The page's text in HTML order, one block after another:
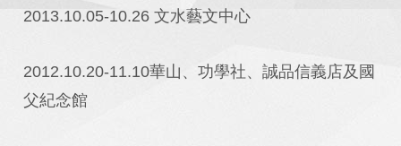
2013.10.05-10.26 文水藝文中心
2012.10.20-11.10華山、功學社、誠品信義店及國
父紀念館